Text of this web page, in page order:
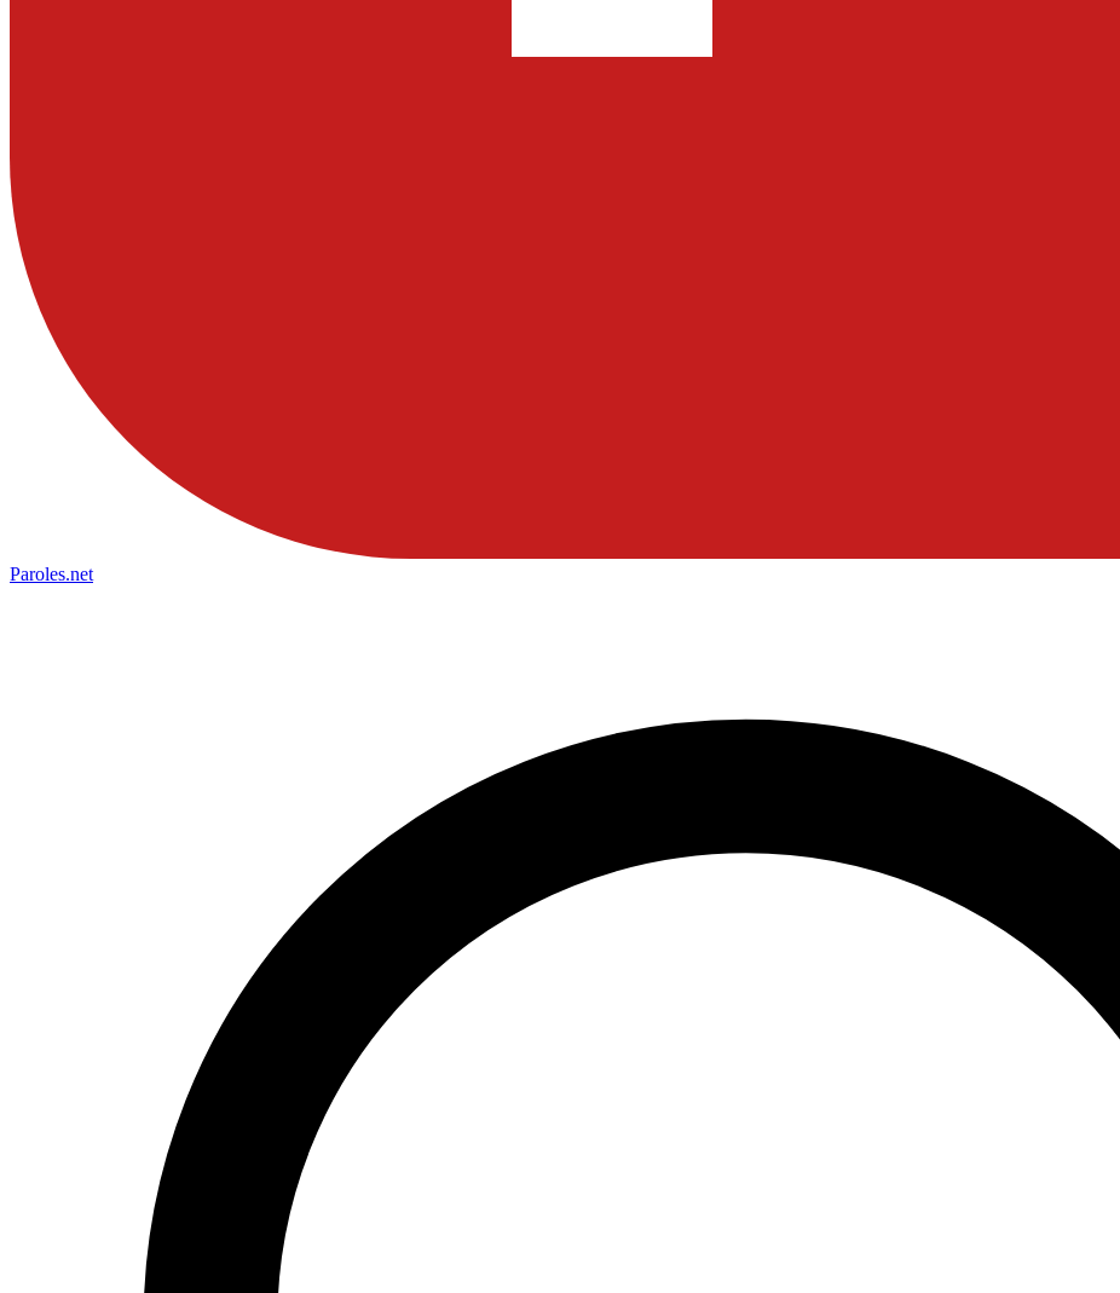
Paroles.net